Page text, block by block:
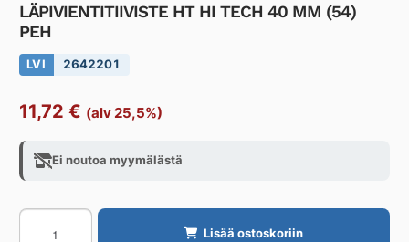
LÄPIVIENTITIIVISTE HT HI TECH 40 MM (54)
PEH
LVI 2642201
11,72 € (alv 25,5%)
Ei noutoa myymälästä
LÄPIVIENTITIIVISTE
Lisää ostoskoriin